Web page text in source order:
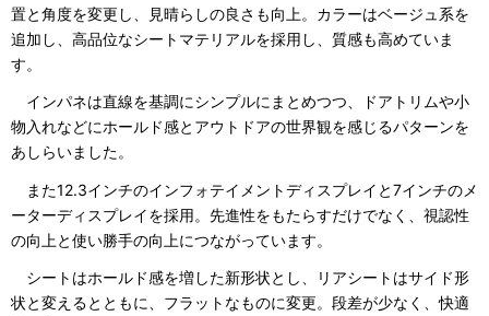
置と角度を変更し、見晴らしの良さも向上。カラーはベージュ系を
追加し、高品位なシートマテリアルを採用し、質感も高めていま
す。
インパネは直線を基調にシンプルにまとめつつ、ドアトリムや小
物入れなどにホールド感とアウトドアの世界観を感じるパターンを
あしらいました。
また12.3インチのインフォテイメントディスプレイと7インチのメ
ーターディスプレイを採用。先進性をもたらすだけでなく、視認性
の向上と使い勝手の向上につながっています。
シートはホールド感を増した新形状とし、リアシートはサイド形
状と変えるとともに、フラットなものに変更。段差が少なく、快適